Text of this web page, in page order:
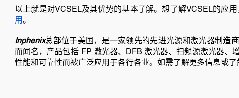
以上就是对VCSEL及其优势的基本了解。想了解VCSEL的应用
用。
Inphenix总部位于美国，是一家领先的先进光源和激光器制造
而闻名，产品包括 FP 激光器、DFB 激光器、扫频源激光器、
性能和可靠性而被广泛应用于各行各业。如需了解更多信息或